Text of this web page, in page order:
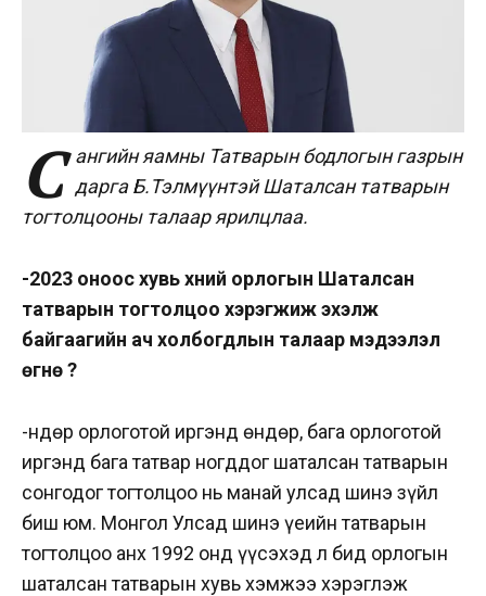
С ангийн яамны Татварын бодлогын газрын
дарга Б.Тэлмүүнтэй Шаталсан татварын
тогтолцооны талаар ярилцлаа.
-2023 оноос хувь хүний орлогын Шаталсан
татварын тогтолцоо хэрэгжиж эхэлж
байгаагийн ач холбогдлын талаар мэдээлэл
өгнө үү?
-Өндөр орлоготой иргэнд өндөр, бага орлоготой
иргэнд бага татвар ногддог шаталсан татварын
сонгодог тогтолцоо нь манай улсад шинэ зүйл
биш юм. Монгол Улсад шинэ үеийн татварын
тогтолцоо анх 1992 онд үүсэхэд л бид орлогын
шаталсан татварын хувь хэмжээ хэрэглэж